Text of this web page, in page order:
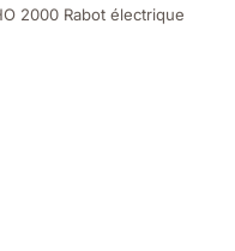
2000 Rabot électrique